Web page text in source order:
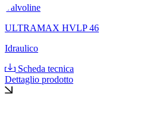
Valvoline
ULTRAMAX HVLP 46
Idraulico
Scheda tecnica
Dettaglio prodotto